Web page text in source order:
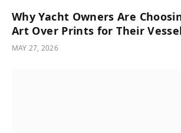
Why Yacht Owners Are
Art Over Prints for Their
MAY 27, 2026